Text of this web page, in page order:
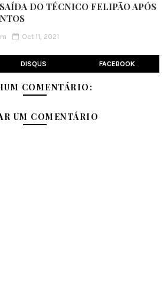
DO TÉCNICO FELIPÃO APÓS
Oct 11, 2021
DISQUS FACEBOOK
COMENTÁRIO:
UM COMENTÁRIO